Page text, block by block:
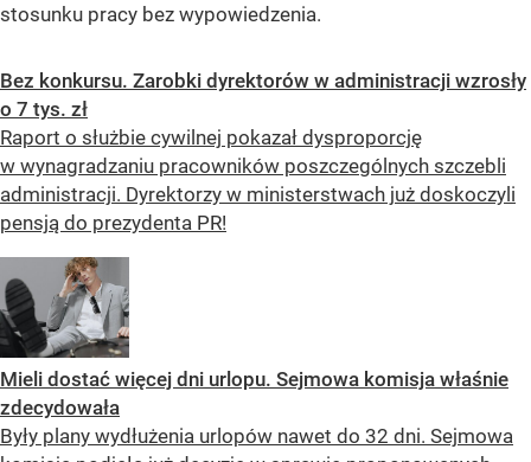
stosunku pracy bez wypowiedzenia.
Bez konkursu. Zarobki dyrektorów w administracji wzrosły
o 7 tys. zł
Raport o służbie cywilnej pokazał dysproporcję
w wynagradzaniu pracowników poszczególnych szczebli
administracji. Dyrektorzy w ministerstwach już doskoczyli
pensją do prezydenta PR!
Mieli dostać więcej dni urlopu. Sejmowa komisja właśnie
zdecydowała
Były plany wydłużenia urlopów nawet do 32 dni. Sejmowa